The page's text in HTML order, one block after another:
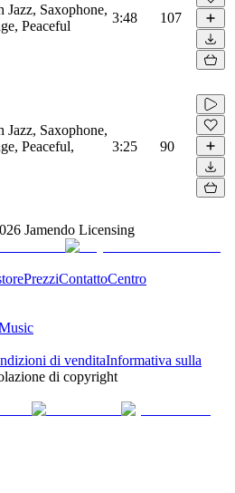
Jazz, Saxophone,
Peaceful
3:48 107
Jazz, Saxophone,
Peaceful,
3:25 90
Jamendo Licensing
PrezziContattoCentro
di venditaInformativa sulla
di copyright